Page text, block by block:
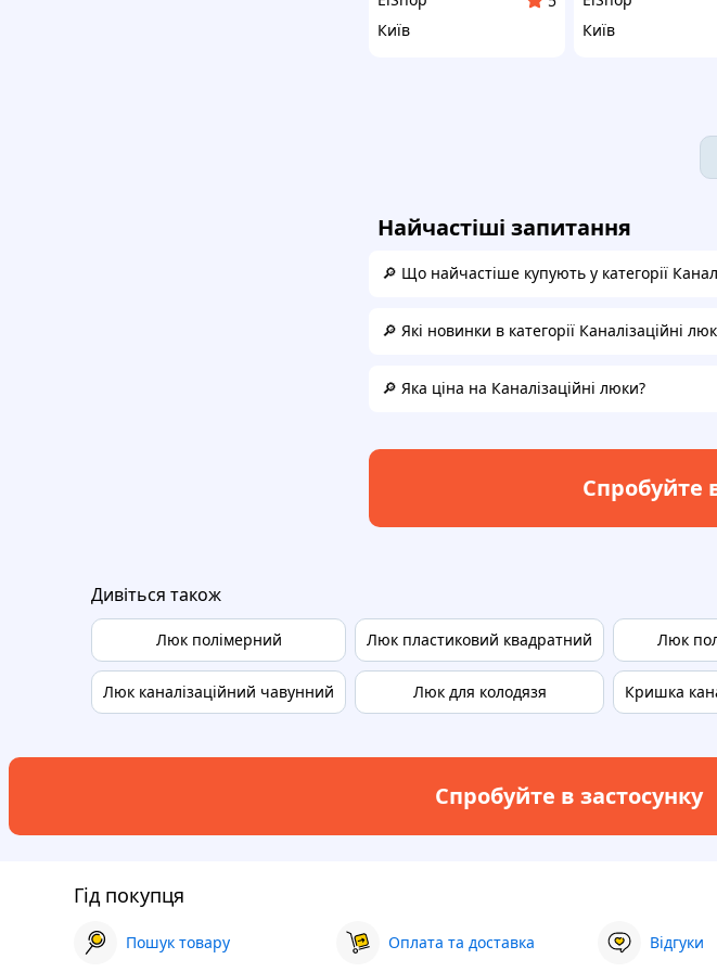
Київ
Київ
Найчастіші запитання
🔎 Що найчастіше купують у категорії
🔎 Які новинки в категорії Каналізаційні
🔎 Яка ціна на Каналізаційні люки?
Спробуйте
Дивіться також
Люк полімерний
Люк каналізаційний чавунний
Люк пластиковий квадратний
Люк для колодязя
Люк
Кришка
Спробуйте в застосунку
Гід покупця
Пошук товару Оплата та доставка Відгуки